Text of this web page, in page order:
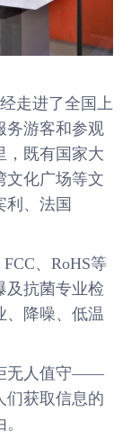
走进了全国上
务游客和参观
，既有国家大
文化广场等文
利、法国
、RoHS等
及抗菌专业检
、降噪、低温
无人值守——
们获取信息的